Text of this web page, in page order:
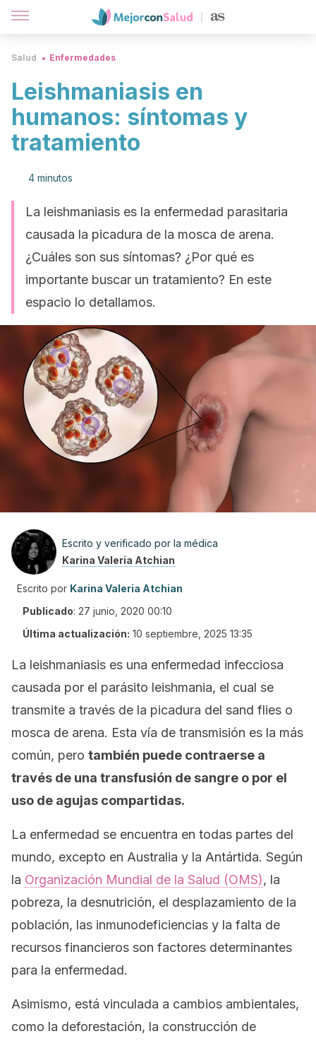
Salud Enfermedades
Leishmaniasis en
humanos: síntomas y
tratamiento
4 minutos
La leishmaniasis es la enfermedad parasitaria
causada la picadura de la mosca de arena.
¿Cuáles son sus síntomas? ¿Por qué es
importante buscar un tratamiento? En este
espacio lo detallamos.
Escrito y verificado por la médica
Karina Valeria Atchian
Escrito por Karina Valeria Atchian
Publicado: 27 junio, 2020 00:10
Última actualización: 10 septiembre, 2025 13:35
La leishmaniasis es una enfermedad infecciosa
causada por el parásito leishmania, el cual se
transmite a través de la picadura del sand flies o
mosca de arena. Esta vía de transmisión es la más
común, pero también puede contraerse a
través de una transfusión de sangre o por el
uso de agujas compartidas.
La enfermedad se encuentra en todas partes del
mundo, excepto en Australia y la Antártida. Según
la Organización Mundial de la Salud (OMS), la
pobreza, la desnutrición, el desplazamiento de la
población, las inmunodeficiencias y la falta de
recursos financieros son factores determinantes
para la enfermedad.
Asimismo, está vinculada a cambios ambientales,
como la deforestación, la construcción de